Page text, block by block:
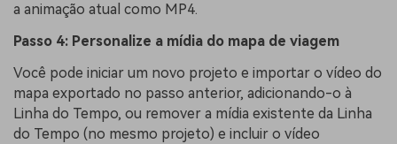
a animação atual como MP4.
Passo 4: Personalize a mídia do mapa de viagem
Você pode iniciar um novo projeto e importar o vídeo do
mapa exportado no passo anterior, adicionando-o à
Linha do Tempo, ou remover a mídia existente da Linha
do Tempo (no mesmo projeto) e incluir o vídeo